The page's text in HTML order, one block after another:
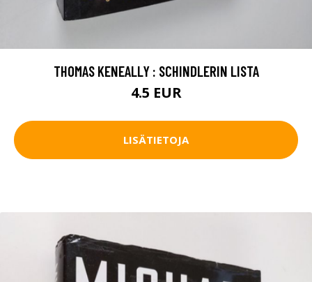
THOMAS KENEALLY : SCHINDLERIN LISTA
4.5 EUR
LISÄTIETOJA